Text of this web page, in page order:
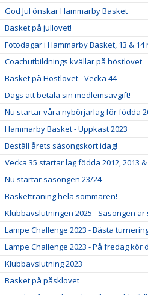
God Jul önskar Hammarby Basket
Basket på jullovet!
Fotodagar i Hammarby Basket, 13 &
Coachutbildnings kvällar på höstlovet
Basket på Höstlovet - Vecka 44
Dags att betala sin medlemsavgift!
Nu startar våra nybörjarlag för födda
Hammarby Basket - Uppkast 2023
Beställ årets säsongskort idag!
Vecka 35 startar lag födda 2012, 2013 &
Nu startar säsongen 23/24
Basketträning hela sommaren!
Klubbavslutningen 2025 - Säsongen är
Lampe Challenge 2023 - Bästa
Lampe Challenge 2023 - På fredag kör
Klubbavslutning 2023
Basket på påsklovet